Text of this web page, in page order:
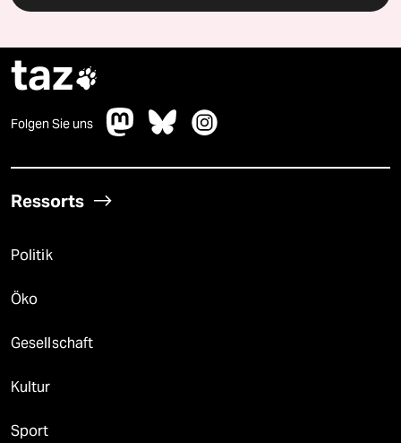
taz
Folgen Sie uns
Ressorts
Politik
Öko
Gesellschaft
Kultur
Sport